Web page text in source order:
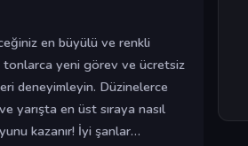
en büyülü ve renkli
tonlarca yeni görev ve ücretsiz
deneyimleyin. Düzinelerce
yarışta en üst sıraya nasıl
kazanır! İyi şanlar…